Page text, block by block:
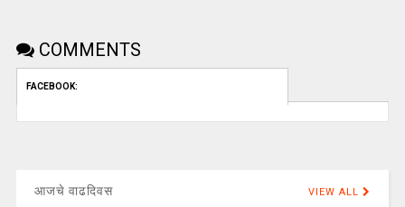
COMMENTS
FACEBOOK:
आजचे वाढदिवस VIEW ALL